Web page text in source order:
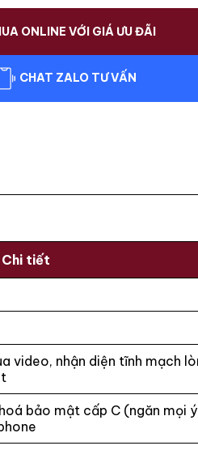
ONLINE VỚI GIÁ ƯU ĐÃI
CHAT ZALO TƯ VẤN
Chi tiết
video, nhận diện tĩnh mạch
bảo mật cấp C (ngăn mọi